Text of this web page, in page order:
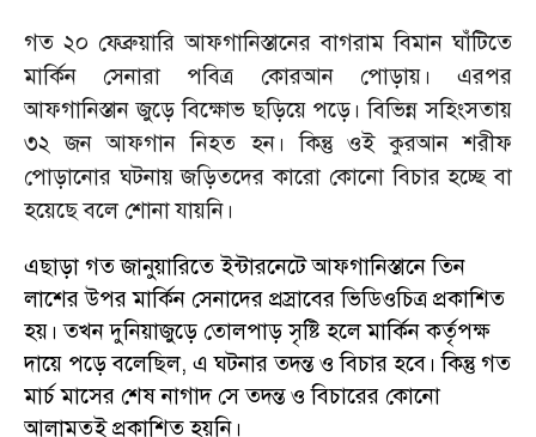
গত ২০ ফেব্রুয়ারি আফগানিস্তানের বাগরাম বিমান ঘাঁটিতে
মার্কিন সেনারা পবিত্র কোরআন পোড়ায়। এরপর
আফগানিস্তান জুড়ে বিক্ষোভ ছড়িয়ে পড়ে। বিভিন্ন সহিংসতায়
৩২ জন আফগান নিহত হন। কিন্তু ওই কুরআন শরীফ
পোড়ানোর ঘটনায় জড়িতদের কারো কোনো বিচার হচ্ছে বা
হয়েছে বলে শোনা যায়নি।
এছাড়া গত জানুয়ারিতে ইন্টারনেটে আফগানিস্তানে তিন
লাশের উপর মার্কিন সেনাদের প্রস্রাবের ভিডিওচিত্র প্রকাশিত
হয়। তখন দুনিয়াজুড়ে তোলপাড় সৃষ্টি হলে মার্কিন কর্তৃপক্ষ
দায়ে পড়ে বলেছিল, এ ঘটনার তদন্ত ও বিচার হবে। কিন্তু গত
মার্চ মাসের শেষ নাগাদ সে তদন্ত ও বিচারের কোনো
আলামতই প্রকাশিত হয়নি।